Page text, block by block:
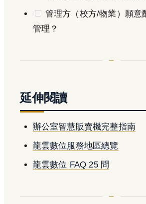
管理方（校方/物業）願意
管理？
延伸閱讀
辦公室智慧販賣機完整指南
龍雲數位服務地區總覽
龍雲數位 FAQ 25 問